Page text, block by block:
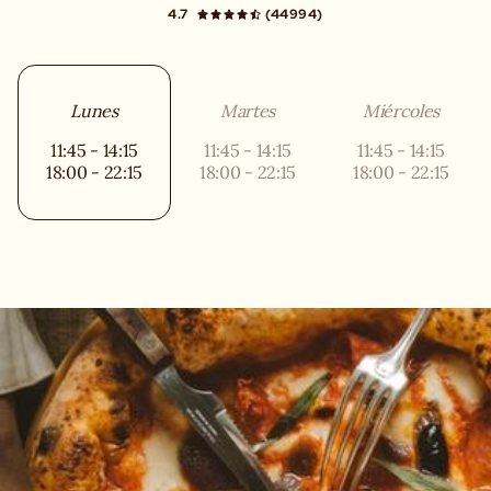
4.7 (44994)
Lunes
11:45 - 14:15
18:00 - 22:15
Martes
11:45 - 14:15
18:00 - 22:15
Miércoles
11:45 - 14:15
18:00 - 22:15